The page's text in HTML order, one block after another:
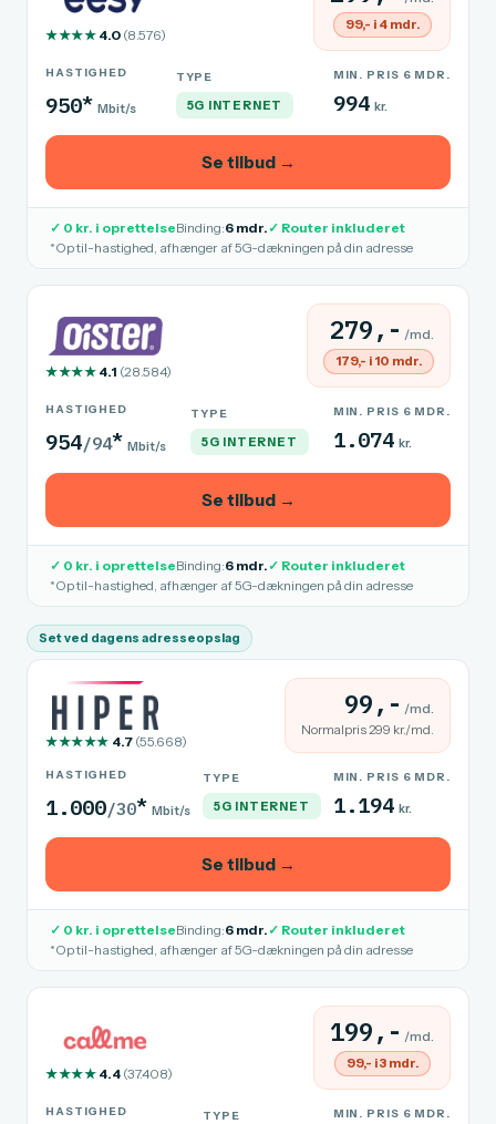
★★★★ 4.0 (8.576)
HASTIGHED
950* Mbit/s
TYPE
5G INTERNET
MIN. PRIS 6 MDR.
994 kr.
99,- i 4 mdr.
Se tilbud →
✓ 0 kr. i oprettelseBinding:6 mdr.✓ Router inkluderet
*Op til-hastighed, afhænger af 5G-dækningen på din adresse
★★★★ 4.1 (28.584)
HASTIGHED
954/94* Mbit/s
TYPE
5G INTERNET
MIN. PRIS 6 MDR.
1.074 kr.
279,- /md.
179,- i 10 mdr.
Se tilbud →
✓ 0 kr. i oprettelseBinding:6 mdr.✓ Router inkluderet
*Op til-hastighed, afhænger af 5G-dækningen på din adresse
Set ved dagens adresseopslag
★★★★★ 4.7 (55.668)
HASTIGHED
1.000/30* Mbit/s
TYPE
5G INTERNET
MIN. PRIS 6 MDR.
1.194 kr.
99,- /md.
Normalpris 299 kr./md.
Se tilbud →
✓ 0 kr. i oprettelseBinding:6 mdr.✓ Router inkluderet
*Op til-hastighed, afhænger af 5G-dækningen på din adresse
★★★★ 4.4 (37.408)
HASTIGHED TYPE MIN. PRIS 6 MDR.
199,- /md.
99,- i 3 mdr.